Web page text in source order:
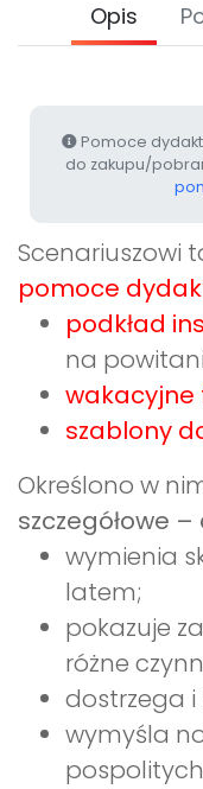
Opis
Pomoce
do zakupu/
Scenariuszowi
pomoce
podkład
na
szablony
Określono w
szczegółowe –
wymienia
latem;
pokazuje
różne
dostrzega
wymyśla